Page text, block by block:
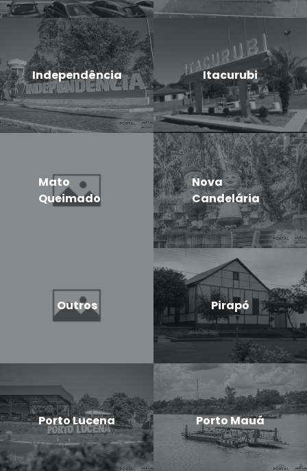
Independência Itacurubi
Mato
Queimado
Nova
Candelária
Outros Pirapó
Porto Lucena Porto Mauá